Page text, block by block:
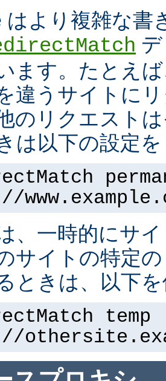
はより複雑な書
ます。たとえ
違うサイトに
のリクエスト
は以下の設定
、一時的にサ
サイトの特定
ときは、以下